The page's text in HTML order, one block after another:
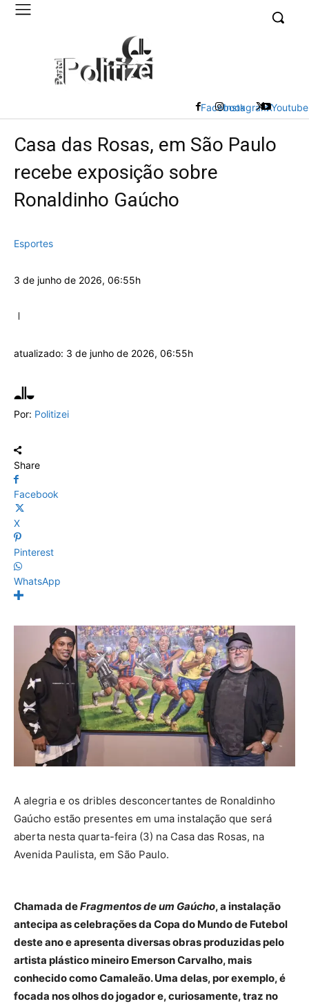
FacebookInstagramXYoutube
Casa das Rosas, em São Paulo
recebe exposição sobre
Ronaldinho Gaúcho
Esportes
3 de junho de 2026, 06:55h
atualizado: 3 de junho de 2026, 06:55h
Por: Politizei
Share
Facebook
X
Pinterest
WhatsApp
A alegria e os dribles desconcertantes de Ronaldinho
Gaúcho estão presentes em uma instalação que será
aberta nesta quarta-feira (3) na Casa das Rosas, na
Avenida Paulista, em São Paulo.
Chamada deFragmentos de um Gaúcho, a instalação
antecipa as celebrações da Copa do Mundo de Futebol
deste ano e apresenta diversas obras produzidas pelo
artista plástico mineiro Emerson Carvalho, mais
conhecido como Camaleão. Uma delas, por exemplo, é
focada nos olhos do jogador e, curiosamente, traz no